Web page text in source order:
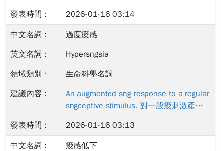
2026-01-16 03:14
過度痠感
Hypersngsia
生命科學名詞
An augmented sng response to a regular
sngceptive stimulus. 對一般痠刺激產生
2026-01-16 03:13
痠感低下